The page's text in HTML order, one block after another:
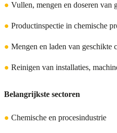
● Vullen, mengen en doseren van
● Productinspectie in chemische
● Mengen en laden van geschikte
● Reinigen van installaties,
Belangrijkste sectoren
● Chemische en procesindustrie